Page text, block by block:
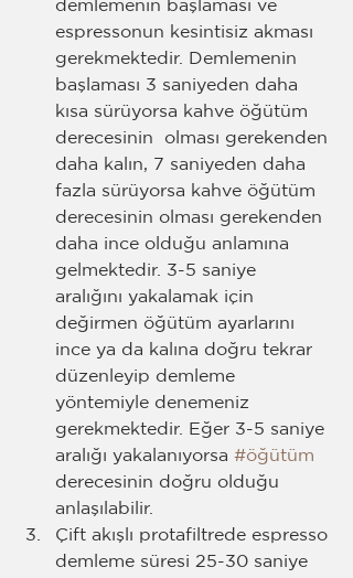
demlemenin başlaması ve
espressonun kesintisiz akması
gerekmektedir. Demlemenin
başlaması 3 saniyeden daha
kısa sürüyorsa kahve öğütüm
derecesinin  olması gerekenden
daha kalın, 7 saniyeden daha
fazla sürüyorsa kahve öğütüm
derecesinin olması gerekenden
daha ince olduğu anlamına
gelmektedir. 3-5 saniye
aralığını yakalamak için
değirmen öğütüm ayarlarını
ince ya da kalına doğru tekrar
düzenleyip demleme
yöntemiyle denemeniz
gerekmektedir. Eğer 3-5 saniye
aralığı yakalanıyorsa #öğütüm
derecesinin doğru olduğu
anlaşılabilir.
Çift akışlı protafiltrede espresso
demleme süresi 25-30 saniye